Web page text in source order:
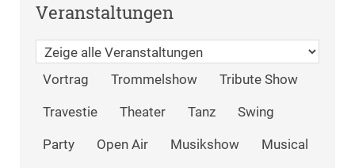
Veranstaltungen
Vortrag Trommelshow Tribute Show
Travestie Theater Tanz Swing
Party Open Air Musikshow Musical